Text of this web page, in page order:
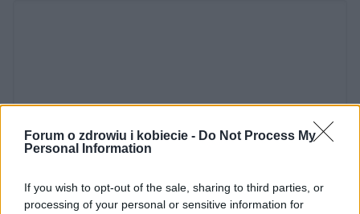
Forum o zdrowiu i kobiecie - Do Not Process My
Personal Information
If you wish to opt-out of the sale, sharing to third parties, or
processing of your personal or sensitive information for
WYBIERZ PLIK